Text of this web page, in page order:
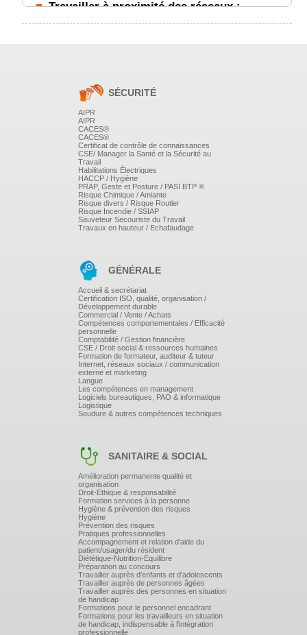
Travailler à proximité des réseaux :
Anticiper les situations potentiellement dangereuses.
PRÉPARATION À L'EXAMEN.
Test théorique.
Evaluation sous forme de QCM officiel
réalisée sur le site du Ministère de la
Transition Ecologique et Solidaire (MTES).
Le guichet unique.
SÉCURITÉ
AIPR
AIPR
CACES®
CACES®
Certificat de contrôle de connaissances
CSE/ Manager la Santé et la Sécurité au
Travail
Habilitations Électriques
HACCP / Hygiène
PRAP, Geste et Posture / PASI BTP ®
Risque Chimique / Amiante
Risque divers / Risque Routier
Risque Incendie / SSIAP
Sauveteur Secouriste du Travail
Travaux en hauteur / Echafaudage
GÉNÉRALE
Accueil & secrétariat
Certification ISO, qualité, organisation /
Développement durable
Commercial / Vente / Achats
Compétences comportementales / Efficacité
personnelle
Comptabilité / Gestion financière
CSE / Droit social & ressources humaines
Formation de formateur, auditeur & tuteur
Internet, réseaux sociaux / communication
externe et marketing
Langue
Les compétences en management
Logiciels bureautiques, PAO & informatique
Logistique
Soudure & autres compétences techniques
SANITAIRE & SOCIAL
Amélioration permanente qualité et
organisation
Droit-Ethique & responsabilité
Formation services à la personne
Hygiène & prévention des risques
Hygiène
Prévention des risques
Pratiques professionnelles
Accompagnement et relation d'aide du
patient/usager/du résident
Diététique-Nutrition-Equilibre
Préparation au concours
Travailler auprès d'enfants et d'adolescents
Travailler auprès de personnes âgées
Travailler auprès des personnes en situation
de handicap
Formations pour le personnel encadrant
Formations pour les travailleurs en situation
de handicap, indispensable à l'intégration
professionnelle